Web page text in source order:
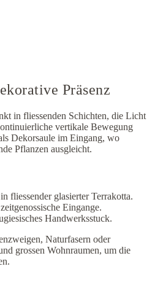
Präsenz
in fliessenden Schichten, die Licht
vertikale Bewegung
Dekorsaule im Eingang, wo
Pflanzen ausgleicht.
fliessender glasierter Terrakotta.
Eingange.
Handwerksstuck.
Naturfasern oder
grossen Wohnraumen, um die